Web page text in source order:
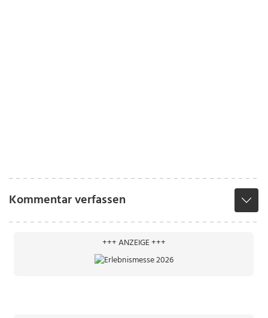
Kommentar verfassen
+++ ANZEIGE +++